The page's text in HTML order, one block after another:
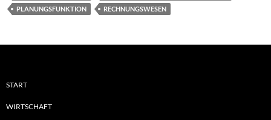
PLANUNGSFUNKTION
RECHNUNGSWESEN
START
WIRTSCHAFT